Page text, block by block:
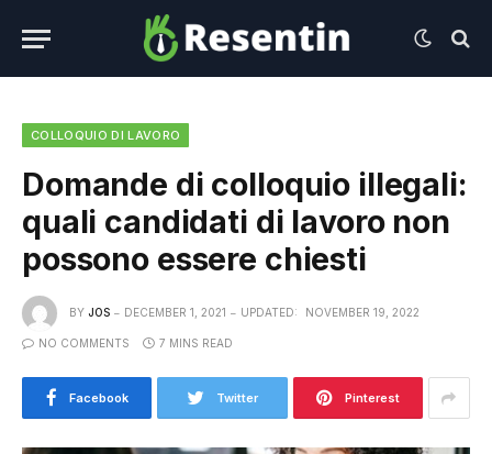
COLLOQUIO DI LAVORO
Domande di colloquio illegali:
quali candidati di lavoro non
possono essere chiesti
BY JOS DECEMBER 1, 2021 UPDATED: NOVEMBER 19, 2022
NO COMMENTS 7 MINS READ
Facebook Twitter Pinterest